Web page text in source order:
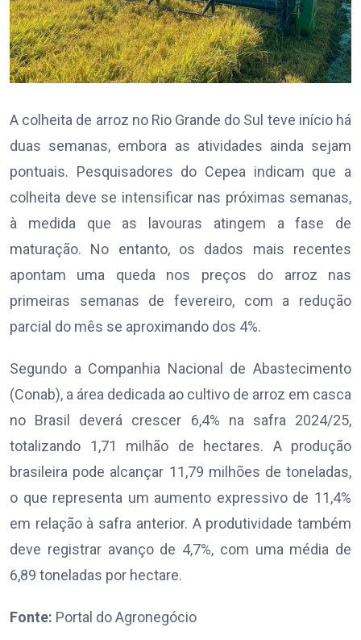
A colheita de arroz no Rio Grande do Sul teve início há
duas semanas, embora as atividades ainda sejam
pontuais. Pesquisadores do Cepea indicam que a
colheita deve se intensificar nas próximas semanas,
à medida que as lavouras atingem a fase de
maturação. No entanto, os dados mais recentes
apontam uma queda nos preços do arroz nas
primeiras semanas de fevereiro, com a redução
parcial do mês se aproximando dos 4%.
Segundo a Companhia Nacional de Abastecimento
(Conab), a área dedicada ao cultivo de arroz em casca
no Brasil deverá crescer 6,4% na safra 2024/25,
totalizando 1,71 milhão de hectares. A produção
brasileira pode alcançar 11,79 milhões de toneladas,
o que representa um aumento expressivo de 11,4%
em relação à safra anterior. A produtividade também
deve registrar avanço de 4,7%, com uma média de
6,89 toneladas por hectare.
Fonte: Portal do Agronegócio